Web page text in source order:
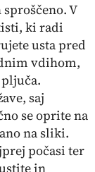
V
ki radi
usta pred
vdihom,
saj
se oprite na
na sliki.
počasi ter
in